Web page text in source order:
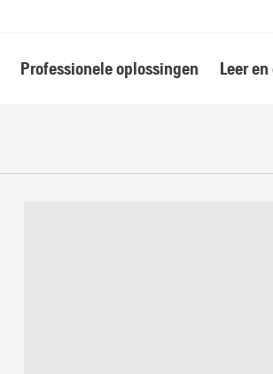
Professionele oplossingen Leer